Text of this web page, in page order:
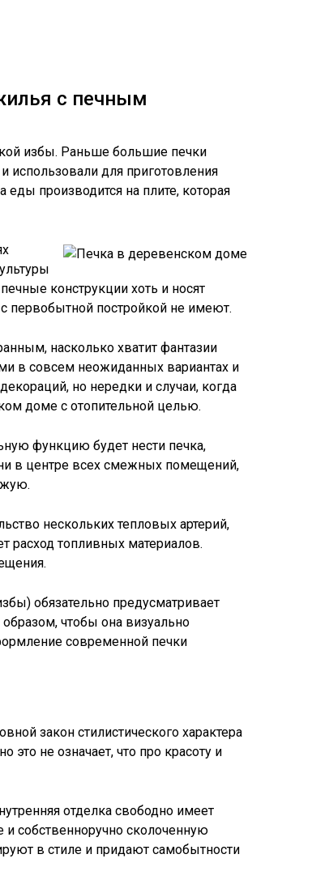
с печным
избы. Раньше большие печки
использовали для приготовления
производится на плите, которая
конструкции хоть и носят
первобытной постройкой не имеют.
насколько хватит фантазии
в совсем неожиданных вариантах и
но нередки и случаи, когда
доме с отопительной целью.
функцию будет нести печка,
в центре всех смежных помещений,
нескольких тепловых артерий,
расход топливных материалов.
обязательно предусматривает
чтобы она визуально
современной печки
закон стилистического характера
это не означает, что про красоту и
отделка свободно имеет
и собственноручно сколоченную
в стиле и придают самобытности